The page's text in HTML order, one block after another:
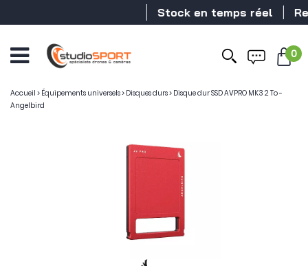
Stock en temps réel
0
Accueil > Équipements universels> Disques durs> Disque dur SSD AVPRO MK3 2 To -
Angelbird